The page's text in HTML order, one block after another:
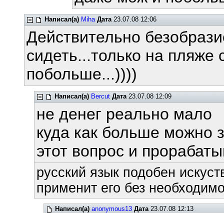
Написал(а) Miha Дата23.07.08 12:06
Действительно
сидеть...только на пляже
побольше...))))
Написал(а) Bercut Дата23.07.08 12:09
не денег реально мало
куда как больше можно
этот вопрос и
русский язык подобен
применит его без
Написал(а) anonymous13 Дата23.07.08 12:13